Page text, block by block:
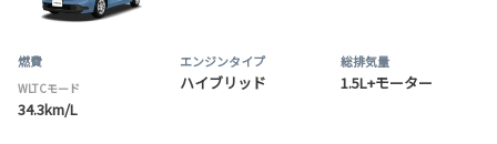
燃費
WLTCモード
34.3km/L
エンジンタイプ
ハイブリッド
総排気量
1.5L+モーター